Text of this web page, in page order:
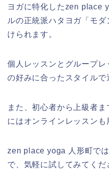
ヨガに特化したzen place
ルの正統派ハタヨガ「モ
けられます。
個人レッスンとグループ
の好みに合ったスタイルで
また、初心者から上級者
にはオンラインレッスンも
zen place yoga 人形町で
で、気軽に試してみてくだ